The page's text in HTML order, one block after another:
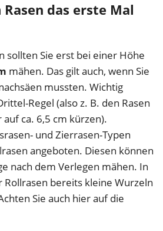
das erste Mal
sollten Sie erst bei einer Höhe
mähen. Das gilt auch, wenn Sie
mussten. Wichtig
Regel (also z. B. den Rasen
ca. 6,5 cm kürzen).
und Zierrasen-Typen
angeboten. Diesen können
nach dem Verlegen mähen. In
Rollrasen bereits kleine Wurzeln
Sie auch hier auf die